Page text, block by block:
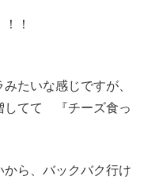
！
たいな感じですが、
してて 『チーズ食っ
ら、バックバク行け